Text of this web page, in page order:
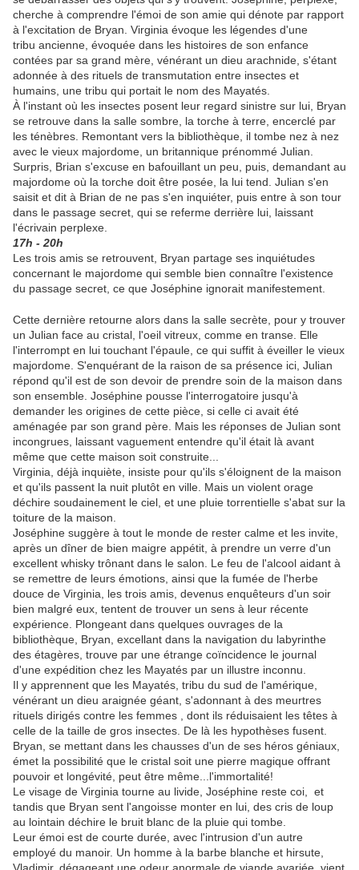
cherche à comprendre l'émoi de son amie qui dénote par rapport
à l'excitation de Bryan. Virginia évoque les légendes d'une
tribu ancienne, évoquée dans les histoires de son enfance
contées par sa grand mère, vénérant un dieu arachnide, s'étant
adonnée à des rituels de transmutation entre insectes et
humains, une tribu qui portait le nom des Mayatés.
À l'instant où les insectes posent leur regard sinistre sur lui, Bryan
se retrouve dans la salle sombre, la torche à terre, encerclé par
les ténèbres. Remontant vers la bibliothèque, il tombe nez à nez
avec le vieux majordome, un britannique prénommé Julian.
Surpris, Brian s'excuse en bafouillant un peu, puis, demandant au
majordome où la torche doit être posée, la lui tend. Julian s'en
saisit et dit à Brian de ne pas s'en inquiéter, puis entre à son tour
dans le passage secret, qui se referme derrière lui, laissant
l'écrivain perplexe.
17h - 20h
Les trois amis se retrouvent, Bryan partage ses inquiétudes
concernant le majordome qui semble bien connaître l'existence
du passage secret, ce que Joséphine ignorait manifestement.
Cette dernière retourne alors dans la salle secrète, pour y trouver
un Julian face au cristal, l'oeil vitreux, comme en transe. Elle
l'interrompt en lui touchant l'épaule, ce qui suffit à éveiller le vieux
majordome. S'enquérant de la raison de sa présence ici, Julian
répond qu'il est de son devoir de prendre soin de la maison dans
son ensemble. Joséphine pousse l'interrogatoire jusqu'à
demander les origines de cette pièce, si celle ci avait été
aménagée par son grand père. Mais les réponses de Julian sont
incongrues, laissant vaguement entendre qu'il était là avant
même que cette maison soit construite...
Virginia, déjà inquiète, insiste pour qu'ils s'éloignent de la maison
et qu'ils passent la nuit plutôt en ville. Mais un violent orage
déchire soudainement le ciel, et une pluie torrentielle s'abat sur la
toiture de la maison.
Joséphine suggère à tout le monde de rester calme et les invite,
après un dîner de bien maigre appétit, à prendre un verre d'un
excellent whisky trônant dans le salon. Le feu de l'alcool aidant à
se remettre de leurs émotions, ainsi que la fumée de l'herbe
douce de Virginia, les trois amis, devenus enquêteurs d'un soir
bien malgré eux, tentent de trouver un sens à leur récente
expérience. Plongeant dans quelques ouvrages de la
bibliothèque, Bryan, excellant dans la navigation du labyrinthe
des étagères, trouve par une étrange coïncidence le journal
d'une expédition chez les Mayatés par un illustre inconnu.
Il y apprennent que les Mayatés, tribu du sud de l'amérique,
vénérant un dieu araignée géant, s'adonnant à des meurtres
rituels dirigés contre les femmes , dont ils réduisaient les têtes à
celle de la taille de gros insectes. De là les hypothèses fusent.
Bryan, se mettant dans les chausses d'un de ses héros géniaux,
émet la possibilité que le cristal soit une pierre magique offrant
pouvoir et longévité, peut être même...l'immortalité!
Le visage de Virginia tourne au livide, Joséphine reste coi, et
tandis que Bryan sent l'angoisse monter en lui, des cris de loup
au lointain déchire le bruit blanc de la pluie qui tombe.
Leur émoi est de courte durée, avec l'intrusion d'un autre
employé du manoir. Un homme à la barbe blanche et hirsute,